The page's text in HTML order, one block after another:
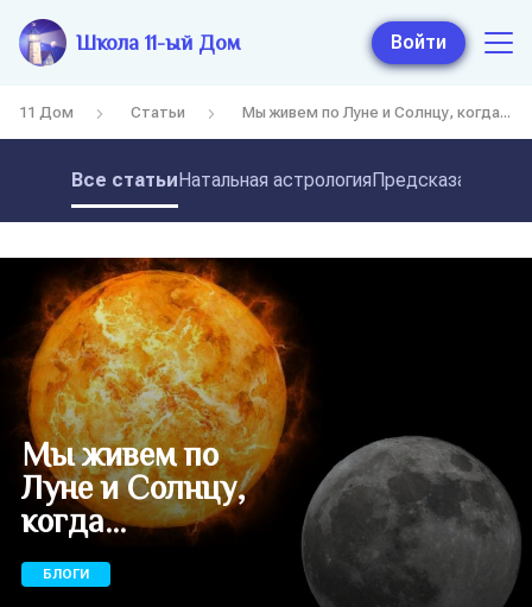
Школа 11-ый Дом Войти
11 Дом Статьи Мы живем по Луне и Солнцу, когда...
Все статьиНатальная астрология
Мы живем по
Луне и Солнцу,
когда...
БЛОГИ